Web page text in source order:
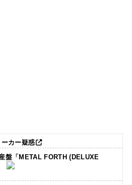
カー疑惑
盤「METAL FORTH (DELUXE